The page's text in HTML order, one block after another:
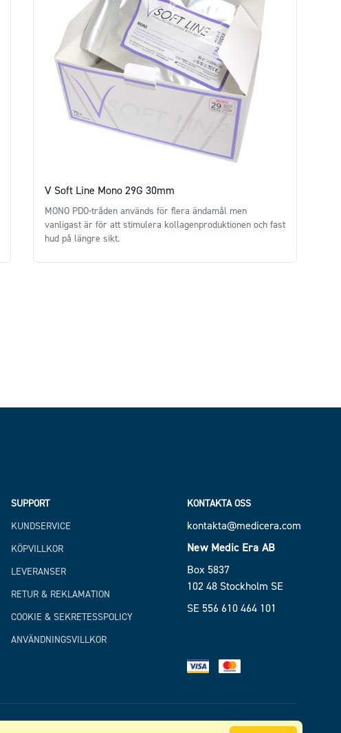
V Soft Line Mono 29G 30mm
MONO PDO-tråden används för flera ändamål men
vanligast är för att stimulera kollagenproduktionen och fast
hud på längre sikt.
SUPPORT
KUNDSERVICE
KÖPVILLKOR
LEVERANSER
RETUR & REKLAMATION
COOKIE & SEKRETESSPOLICY
ANVÄNDNINGSVILLKOR
KONTAKTA OSS
kontakta@medicera.com
New Medic Era AB
Box 5837
102 48 Stockholm SE
SE 556 610 464 101